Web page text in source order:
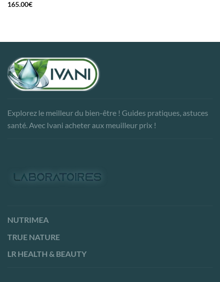
165.00€
Explorez le meilleur du bien-être ! Guides pratiques, astuces
santé. Avec Ivani acheter aux meuilleur prix !
NUTRIMEA
TRUE NATURE
LR HEALTH & BEAUTY